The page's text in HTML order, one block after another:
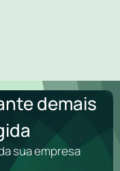
demais
sua empresa